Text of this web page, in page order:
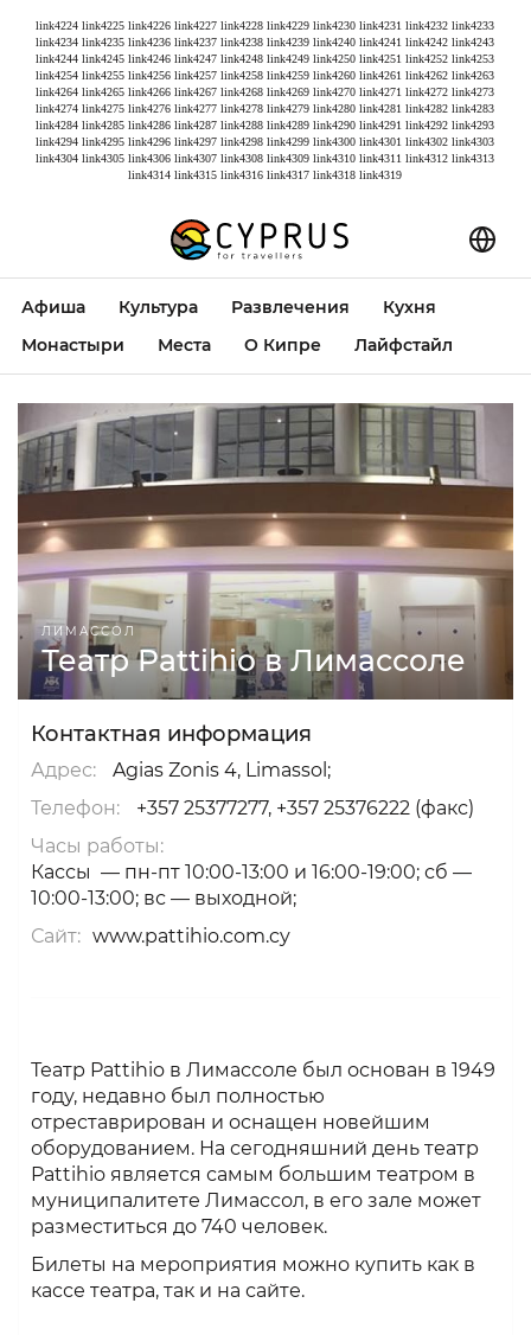
link4224 link4225 link4226 link4227 link4228 link4229 link4230 link4231 link4232 link4233
link4234 link4235 link4236 link4237 link4238 link4239 link4240 link4241 link4242 link4243
link4244 link4245 link4246 link4247 link4248 link4249 link4250 link4251 link4252 link4253
link4254 link4255 link4256 link4257 link4258 link4259 link4260 link4261 link4262 link4263
link4264 link4265 link4266 link4267 link4268 link4269 link4270 link4271 link4272 link4273
link4274 link4275 link4276 link4277 link4278 link4279 link4280 link4281 link4282 link4283
link4284 link4285 link4286 link4287 link4288 link4289 link4290 link4291 link4292 link4293
link4294 link4295 link4296 link4297 link4298 link4299 link4300 link4301 link4302 link4303
link4304 link4305 link4306 link4307 link4308 link4309 link4310 link4311 link4312 link4313
link4314 link4315 link4316 link4317 link4318 link4319
Афиша Культура Развлечения
Кухня
Монастыри
Места О Кипре Лайфстайл
ЛИМАССОЛ
Театр Pattihio в Лимассоле
Контактная информация
Адрес:
Agias Zonis 4, Limassol;
Телефон:
+357 25377277, +357 25376222 (факс)
Часы работы:
Кассы — пн-пт 10:00-13:00 и 16:00-19:00; сб —
10:00-13:00; вс — выходной;
Сайт: www.pattihio.com.cy
Театр Pattihio в Лимассоле был основан в 1949
году, недавно был полностью
отреставрирован и оснащен новейшим
оборудованием. На сегодняшний день театр
Pattihio является самым большим театром в
муниципалитете Лимассол, в его зале может
разместиться до 740 человек.
Билеты на мероприятия можно купить как в
кассе театра, так и на сайте.